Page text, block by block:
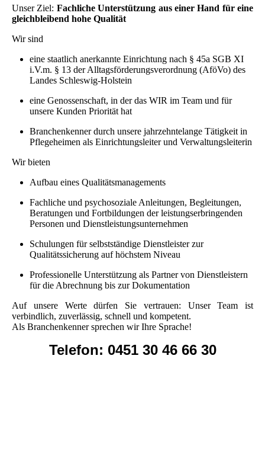
Unser Ziel: Fachliche Unterstützung aus einer Hand für eine
gleichbleibend hohe Qualität
Wir sind
eine staatlich anerkannte Einrichtung nach § 45a SGB XI
i.V.m. § 13 der Alltagsförderungsverordnung (AföVo) des
Landes Schleswig-Holstein
eine Genossenschaft, in der das WIR im Team und für
unsere Kunden Priorität hat
Branchenkenner durch unsere jahrzehntelange Tätigkeit in
Pflegeheimen als Einrichtungsleiter und Verwaltungsleiterin
Wir bieten
Aufbau eines Qualitätsmanagements
Fachliche und psychosoziale Anleitungen, Begleitungen,
Beratungen und Fortbildungen der leistungserbringenden
Personen und Dienstleistungsunternehmen
Schulungen für selbstständige Dienstleister zur
Qualitätssicherung auf höchstem Niveau
Professionelle Unterstützung als Partner von Dienstleistern
für die Abrechnung bis zur Dokumentation
Auf unsere Werte dürfen Sie vertrauen: Unser Team ist
verbindlich, zuverlässig, schnell und kompetent.
Als Branchenkenner sprechen wir Ihre Sprache!
Telefon: 0451 30 46 66 30